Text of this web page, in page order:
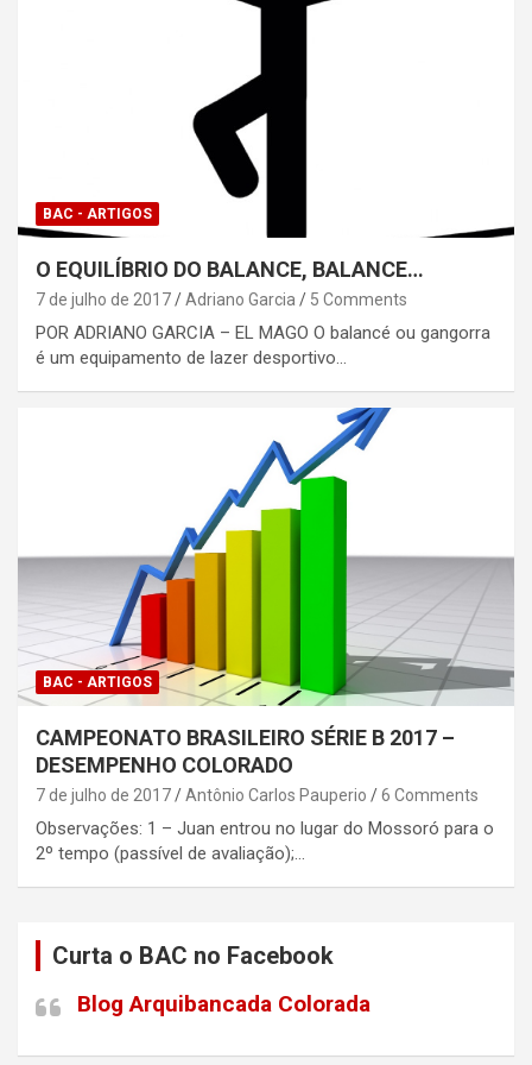
BAC - ARTIGOS
O EQUILÍBRIO DO BALANCE, BALANCE…
7 de julho de 2017 Adriano Garcia 5 Comments
POR ADRIANO GARCIA – EL MAGO O balancé ou gangorra
é um equipamento de lazer desportivo…
BAC - ARTIGOS
CAMPEONATO BRASILEIRO SÉRIE B 2017 –
DESEMPENHO COLORADO
7 de julho de 2017 Antônio Carlos Pauperio 6 Comments
Observações: 1 – Juan entrou no lugar do Mossoró para o
2º tempo (passível de avaliação);…
Curta o BAC no Facebook
Blog Arquibancada Colorada